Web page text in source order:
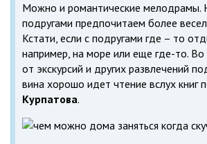
Можно и романтические мелодрамы.
подругами предпочитаем более
Кстати, если с подругами где – то
например, на море или еще где-то.
от экскурсий и других развлечений
вина хорошо идет чтение вслух книг
Курпатова.